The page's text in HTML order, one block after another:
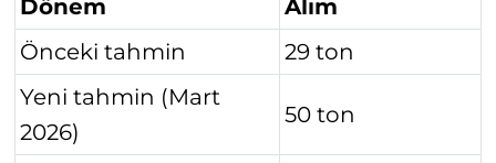
Dönem
Alım
Önceki tahmin
29 ton
Yeni tahmin (Mart
2026)
50 ton